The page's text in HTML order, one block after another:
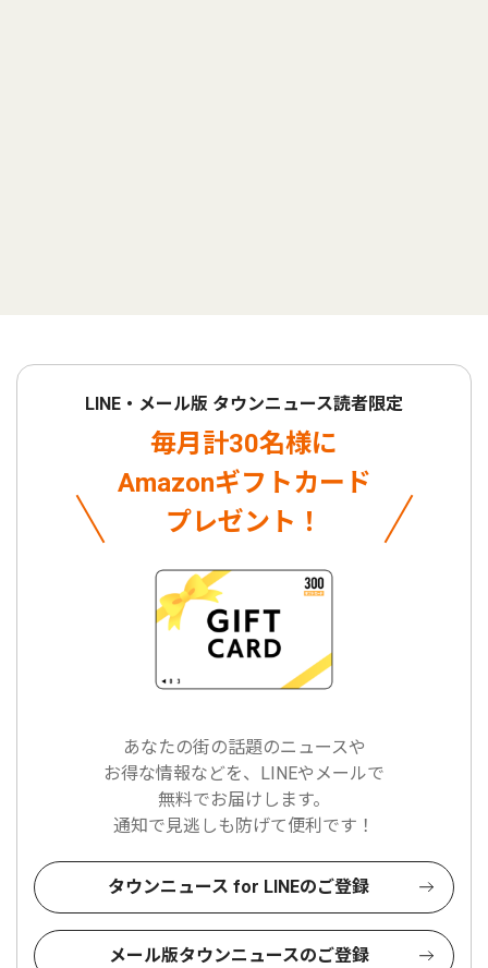
LINE・メール版 タウンニュース読者限定
毎月計30名様に
Amazonギフトカード
プレゼント！
あなたの街の話題のニュースや
お得な情報などを、LINEやメールで
無料でお届けします。
通知で見逃しも防げて便利です！
タウンニュース for LINEのご登録
メール版タウンニュースのご登録